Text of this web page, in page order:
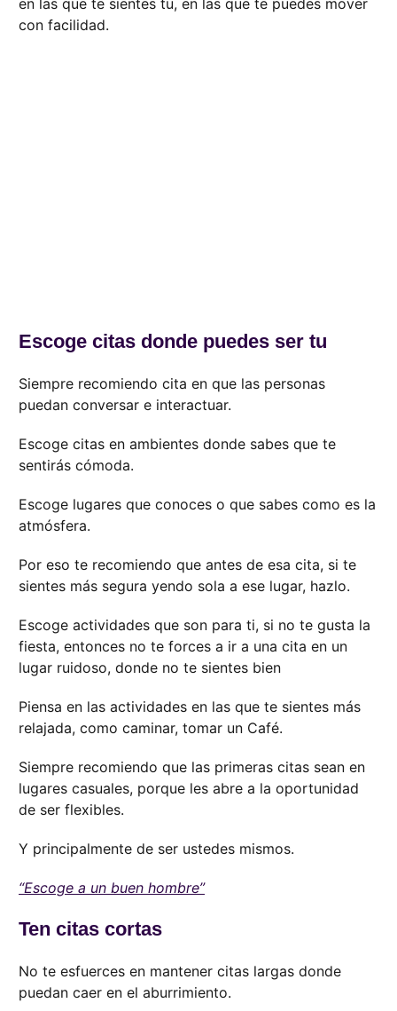
con facilidad.
Escoge citas donde puedes ser tu
Siempre recomiendo cita en que las personas
puedan conversar e interactuar.
Escoge citas en ambientes donde sabes que te
sentirás cómoda.
Escoge lugares que conoces o que sabes como es la
atmósfera.
Por eso te recomiendo que antes de esa cita, si te
sientes más segura yendo sola a ese lugar, hazlo.
Escoge actividades que son para ti, si no te gusta la
fiesta, entonces no te forces a ir a una cita en un
lugar ruidoso, donde no te sientes bien
Piensa en las actividades en las que te sientes más
relajada, como caminar, tomar un Café.
Siempre recomiendo que las primeras citas sean en
lugares casuales, porque les abre a la oportunidad
de ser flexibles.
Y principalmente de ser ustedes mismos.
“Escoge a un buen hombre”
Ten citas cortas
No te esfuerces en mantener citas largas donde
puedan caer en el aburrimiento.